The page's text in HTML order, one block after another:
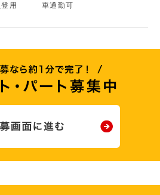
用 車通勤可